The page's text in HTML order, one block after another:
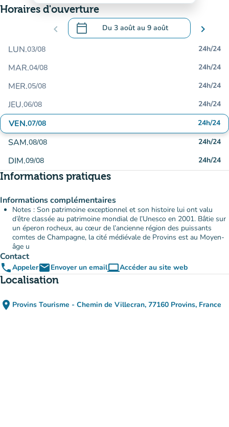
Horaires d'ouverture
chevron_left calendar_today Du 3 aoûtau 9 août
.Ouvrir le calendrier pour changer de
chevron_right
LUN.03/08 24h/24
MAR.04/08 24h/24
MER.05/08 24h/24
JEU.06/08 24h/24
VEN.07/08 24h/24
SAM.08/08 24h/24
DIM.09/08 24h/24
Informations pratiques
Informations complémentaires
Notes : Son patrimoine exceptionnel et son histoire lui ont valu
d’être classée au patrimoine mondial de l’Unesco en 2001. Bâtie sur
un éperon rocheux, au cœur de l’ancienne région des puissants
comtes de Champagne, la cité médiévale de Provins est au Moyen-
âge u
Contact
phoneAppeleremailEnvoyer un emailcomputerAccéder au site web
(nouvel onglet)
Localisation
place Provins Tourisme - Chemin de Villecran, 77160 Provins, France
(ouvrir dans Google Maps)
(nouvel onglet)